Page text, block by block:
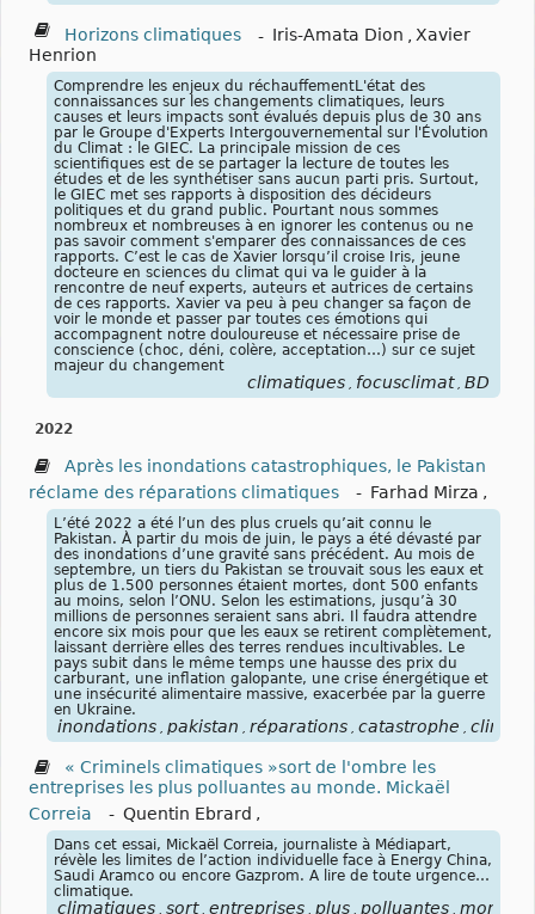
Horizons climatiques - Iris-Amata Dion , Xavier
Henrion
Comprendre les enjeux du réchauffementL'état des
connaissances sur les changements climatiques, leurs
causes et leurs impacts sont évalués depuis plus de 30 ans
par le Groupe d'Experts Intergouvernemental sur l'Évolution
du Climat : le GIEC. La principale mission de ces
scientifiques est de se partager la lecture de toutes les
études et de les synthétiser sans aucun parti pris. Surtout,
le GIEC met ses rapports à disposition des décideurs
politiques et du grand public. Pourtant nous sommes
nombreux et nombreuses à en ignorer les contenus ou ne
pas savoir comment s'emparer des connaissances de ces
rapports. C’est le cas de Xavier lorsqu’il croise Iris, jeune
docteure en sciences du climat qui va le guider à la
rencontre de neuf experts, auteurs et autrices de certains
de ces rapports. Xavier va peu à peu changer sa façon de
voir le monde et passer par toutes ces émotions qui
accompagnent notre douloureuse et nécessaire prise de
conscience (choc, déni, colère, acceptation…) sur ce sujet
majeur du changement
climatiques , focusclimat , BD
2022
Après les inondations catastrophiques, le Pakistan
réclame des réparations climatiques
- Farhad Mirza ,
L’été 2022 a été l’un des plus cruels qu’ait connu le
Pakistan. À partir du mois de juin, le pays a été dévasté par
des inondations d’une gravité sans précédent. Au mois de
septembre, un tiers du Pakistan se trouvait sous les eaux et
plus de 1.500 personnes étaient mortes, dont 500 enfants
au moins, selon l’ONU. Selon les estimations, jusqu’à 30
millions de personnes seraient sans abri. Il faudra attendre
encore six mois pour que les eaux se retirent complètement,
laissant derrière elles des terres rendues incultivables. Le
pays subit dans le même temps une hausse des prix du
carburant, une inflation galopante, une crise énergétique et
une insécurité alimentaire massive, exacerbée par la guerre
en Ukraine.
inondations pakistan réparations catastrophe climat
« Criminels climatiques »sort de l'ombre les
entreprises les plus polluantes au monde. Mickaël
Correia
- Quentin Ebrard ,
Dans cet essai, Mickaël Correia, journaliste à Médiapart,
révèle les limites de l’action individuelle face à Energy China,
Saudi Aramco ou encore Gazprom. A lire de toute urgence…
climatique.
climatiques sort entreprises plus polluantes monde